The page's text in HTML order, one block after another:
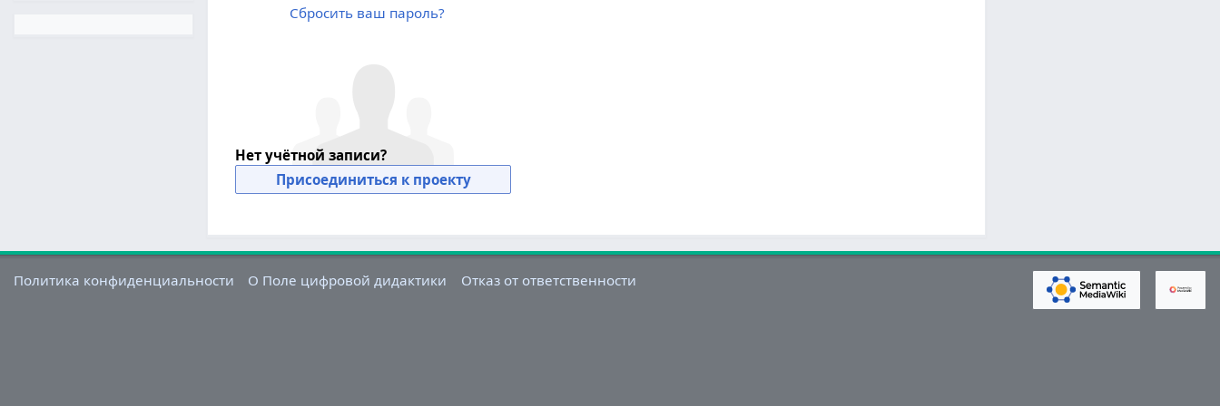
Сбросить ваш пароль?
Нет учётной записи?
Присоединиться к проекту
Политика конфиденциальности О Поле цифровой дидактики Отказ от ответственности